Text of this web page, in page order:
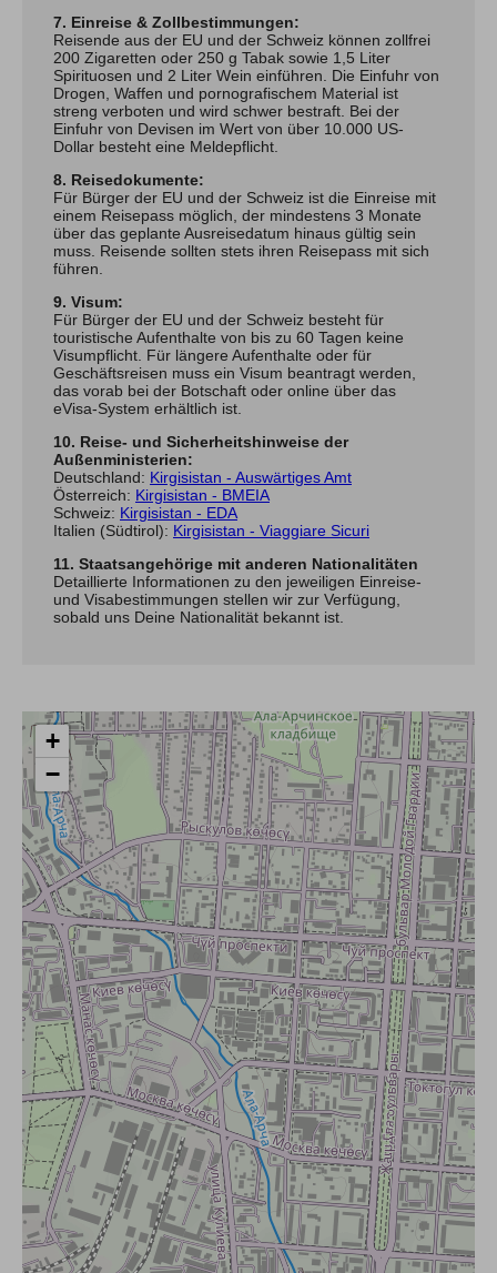
7. Einreise & Zollbestimmungen:
Reisende aus der EU und der Schweiz können zollfrei
200 Zigaretten oder 250 g Tabak sowie 1,5 Liter
Spirituosen und 2 Liter Wein einführen. Die Einfuhr von
Drogen, Waffen und pornografischem Material ist
streng verboten und wird schwer bestraft. Bei der
Einfuhr von Devisen im Wert von über 10.000 US-
Dollar besteht eine Meldepflicht.
8. Reisedokumente:
Für Bürger der EU und der Schweiz ist die Einreise mit
einem Reisepass möglich, der mindestens 3 Monate
über das geplante Ausreisedatum hinaus gültig sein
muss. Reisende sollten stets ihren Reisepass mit sich
führen.
9. Visum:
Für Bürger der EU und der Schweiz besteht für
touristische Aufenthalte von bis zu 60 Tagen keine
Visumpflicht. Für längere Aufenthalte oder für
Geschäftsreisen muss ein Visum beantragt werden,
das vorab bei der Botschaft oder online über das
eVisa-System erhältlich ist.
10. Reise- und Sicherheitshinweise der
Außenministerien:
Deutschland: Kirgisistan - Auswärtiges Amt
Österreich: Kirgisistan - BMEIA
Schweiz: Kirgisistan - EDA
Italien (Südtirol): Kirgisistan - Viaggiare Sicuri
11. Staatsangehörige mit anderen Nationalitäten
Detaillierte Informationen zu den jeweiligen Einreise-
und Visabestimmungen stellen wir zur Verfügung,
sobald uns Deine Nationalität bekannt ist.
+
−